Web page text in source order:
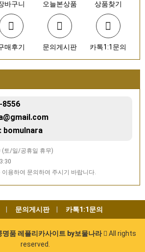
바구니 오늘본상품 상품찾기
매후기 문의게시판 카톡1:1문의
8556
bomulnara
(토/일/공휴일 휴무)
용하여 문의하여 주시기 바랍니다.
문의게시판 카톡1:1문의
품 레플리카사이트 by보물나라
All rights
reserved.